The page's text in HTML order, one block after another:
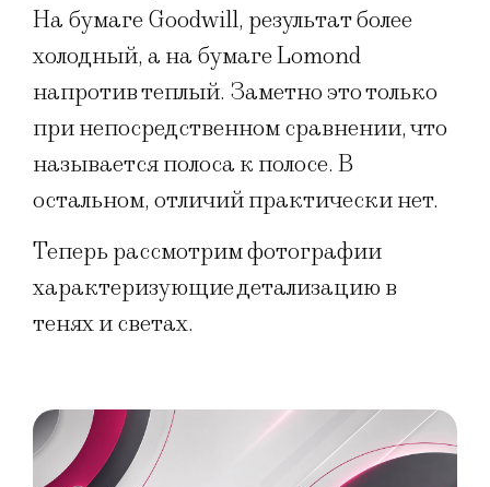
На бумаге Goodwill, результат более
холодный, а на бумаге Lomond
напротив теплый. Заметно это только
при непосредственном сравнении, что
называется полоса к полосе. В
остальном, отличий практически нет.
Теперь рассмотрим фотографии
характеризующие детализацию в
тенях и светах.